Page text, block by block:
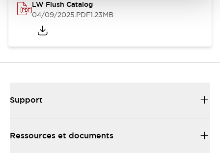
LW Flush Catalog
04/09/2025.PDF1.23MB
Support
Ressources et documents